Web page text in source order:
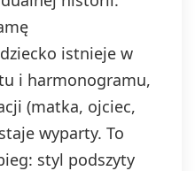
przetwarzania, a
także prawo do
wniesienia skargi
do organu
nadzorczego. Masz
prawo wycofać
swoją zgodę w
dowolnym
momencie, bez
istnieje w
i harmonogramu,
(matka, ojciec,
wyparty. To
styl podszyty